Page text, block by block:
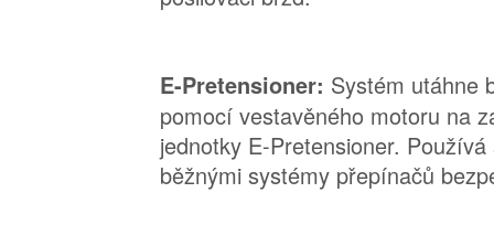
E-Pretensioner: Systém utáhne
pomocí vestavěného motoru na
jednotky E-Pretensioner.
běžnými systémy přepínačů